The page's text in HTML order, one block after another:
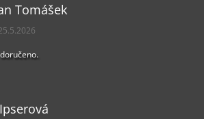
Tomášek
obchodu je 5 z 5 hvězdiček.